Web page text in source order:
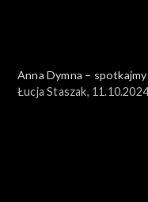
Anna Dymna – spotkajmy
Łucja Staszak, 11.10.2024